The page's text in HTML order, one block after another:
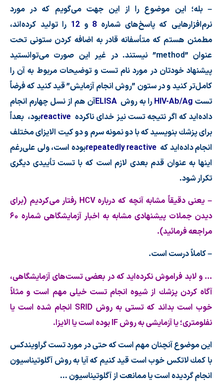
– بله؛ این موضوع را از این جهت میگویم كه در مورد
نرمافزارهایی كه پاسخهای شماره 8 و 12 را تولید كردهاند،
مطمئن هستم كه متأسفانه قادر به اضافه كردن ستونی تحت
عنوان
”method” نیستند. در غیر این صورت میتوانستید
پیشنهاد خودتان در مورد نام تست و توضیحات مربوط به آن را
كاملتر كنید و در ستون ”روش انجام آزمایش”قید كنید كه فرضاً
تست HIV-Ab/Ag را به روش ELISAآن هم از نسل چهارم انجام
دادهاید كه اگر نتیجه تست نیز خدای ناكرده reactiveبود، بعداً
برای پزشك بنویسید كه با دو نمونه سرم و دو كیت الایزای مختلف
انجام دادهاید كه repeatedly reactiveبوده است، ولی علیرغم
اینها به عنوان قدم بعدی لازم است كه با تست تأییدی دیگری
تكرار شود.
– یعنی دقیقاً مشابه آنچه كه دربارهHCV‌ رفتار میكردیم (برای
دیدن جملات پیشنهادی مشابه به اخبار آزمایشگاهی شماره ۶۰
مراجعه فرمائید).
– كاملاً درست است.
… و لابد فراموش نكردهاید كه در بعضی تستهای آزمایشگاهی،
آگاه كردن پزشك از شیوه انجام تست خیلی مهم است و مثلاً
خوب است بداند كه تستی به روش SRID انجام شده است یا
نفلومتری؛ یا آزمایشی به روشIFبوده است یا الایزا.
این موضوع آنچنان مهم است كه حتی در مورد تست گراویندكس
با كمك لاتكس خوب است قید كنیم كه آیا به روش آگلوتیناسیون
انجام گردیده است یا ممانعت از آگلوتیناسیون …